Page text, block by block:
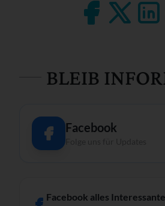
BLEIB
Facebook
Facebook alles Interessante